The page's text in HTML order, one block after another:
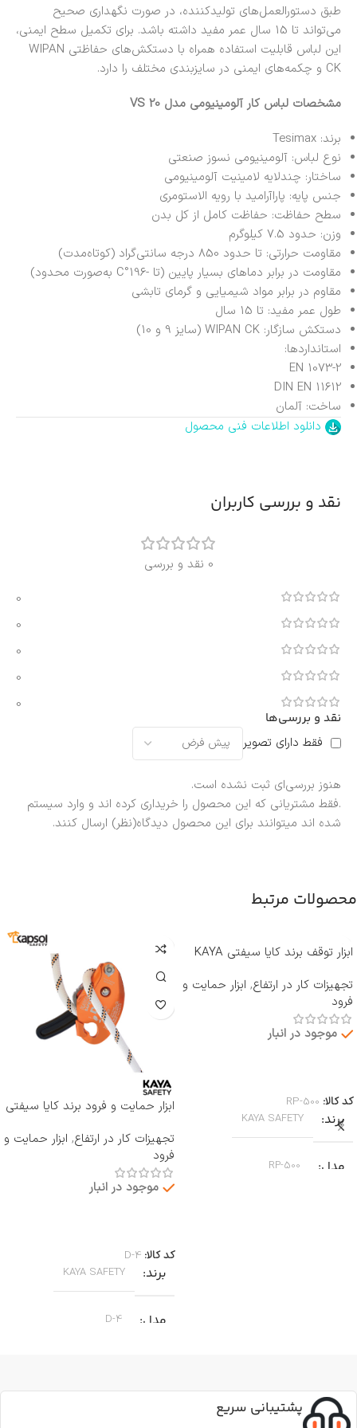
طبق دستورالعمل‌های تولیدکننده، در صورت نگهداری صحیح
می‌تواند تا 15 سال عمر مفید داشته باشد. برای تکمیل سطح ایمنی،
این لباس قابلیت استفاده همراه با دستکش‌های حفاظتی WIPAN
CK و چکمه‌های ایمنی در سایزبندی مختلف را دارد.
مشخصات لباس کار آلومینیومی مدل VS 20
برند: Tesimax
نوع لباس: آلومینیومی نسوز صنعتی
ساختار: چندلایه لامینیت آلومینیومی
جنس پایه: پاراآرامید با رویه الاستومری
سطح حفاظت: حفاظت کامل از کل بدن
وزن: حدود 7.5 کیلوگرم
مقاومت حرارتی: تا حدود 850 درجه سانتی‌گراد (کوتاه‌مدت)
مقاومت در برابر دماهای بسیار پایین (تا -196°C به‌صورت محدود)
مقاوم در برابر مواد شیمیایی و گرمای تابشی
طول عمر مفید: تا 15 سال
دستکش سازگار: WIPAN CK (سایز 9 و 10)
استانداردها:
EN 1073-2
DIN EN 11612
ساخت: آلمان
دانلود اطلاعات فنی محصول
نقد و بررسی کاربران
0 نقد و بررسی
0
0
0
0
0
نقد و بررسی‌ها
فقط دارای تصویر
هنوز بررسی‌ای ثبت نشده است.
.فقط مشتریانی که این محصول را خریداری کرده اند و وارد سیستم
شده اند میتوانند برای این محصول دیدگاه(نظر) ارسال کنند.
محصولات مرتبط
ابزار توقف برند کایا سیفتی KAYA
تجهیزات کار در ارتفاع, ابزار حمایت و
فرود
موجود در انبار
کد کالا: RP-500
برند KAYA SAFETY
مدل RP-500
وزن 164 گرم
ابزار حمایت و فرود برند کایا سیفتی
تجهیزات کار در ارتفاع, ابزار حمایت و
فرود
موجود در انبار
کد کالا: D-4
برند KAYA SAFETY
مدل D-4
پشتیبانی سریع